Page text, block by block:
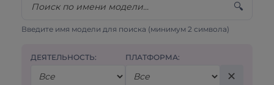
🔍
Введите имя модели для поиска (минимум 2 символа)
ДЕЯТЕЛЬНОСТЬ: ПЛАТФОРМА:
✕